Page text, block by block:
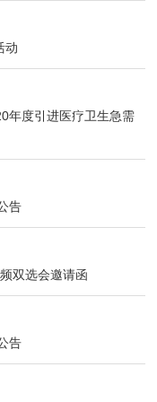
动
年度引进医疗卫生急需
告
双选会邀请函
告